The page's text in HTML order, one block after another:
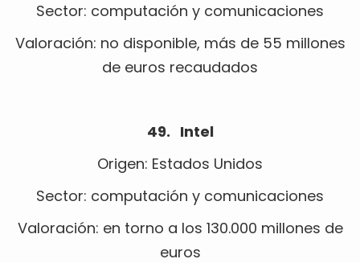
Sector: computación y comunicaciones
Valoración: no disponible, más de 55 millones
de euros recaudados
49. Intel
Origen: Estados Unidos
Sector: computación y comunicaciones
Valoración: en torno a los 130.000 millones de
euros